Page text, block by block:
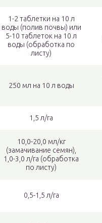
1-2 таблетки на 10 л
воды (полив почвы) или
5-10 таблеток на 10 л
воды (обработка по
листу)
250 мл на 10 л воды
1,5 л/га
10,0-20,0 мл/кг
(замачивание семян),
1,0-3,0 л/га (обработка
по листу)
0,5-1,5 л/га